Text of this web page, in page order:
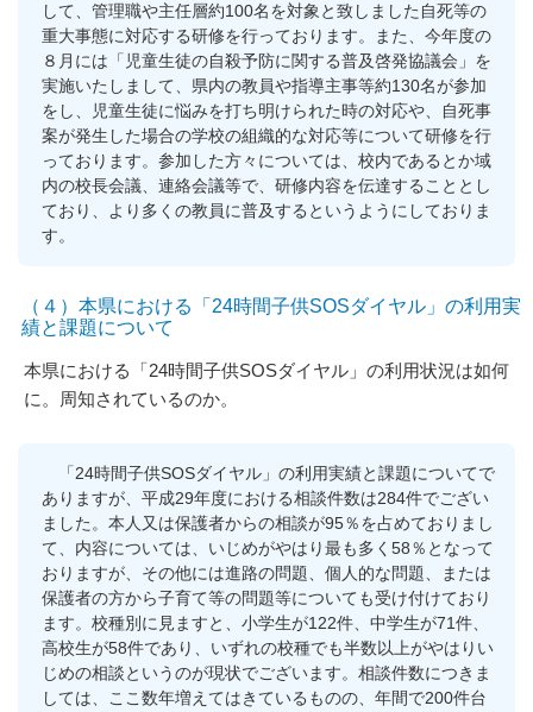
して、管理職や主任層約100名を対象と致しました自死等の
重大事態に対応する研修を行っております。また、今年度の
８月には「児童生徒の自殺予防に関する普及啓発協議会」を
実施いたしまして、県内の教員や指導主事等約130名が参加
をし、児童生徒に悩みを打ち明けられた時の対応や、自死事
案が発生した場合の学校の組織的な対応等について研修を行
っております。参加した方々については、校内であるとか域
内の校長会議、連絡会議等で、研修内容を伝達することとし
ており、より多くの教員に普及するというようにしておりま
す。
（４）本県における「24時間子供SOSダイヤル」の利用実
績と課題について
本県における「24時間子供SOSダイヤル」の利用状況は如何
に。周知されているのか。
「24時間子供SOSダイヤル」の利用実績と課題についてで
ありますが、平成29年度における相談件数は284件でござい
ました。本人又は保護者からの相談が95％を占めておりまし
て、内容については、いじめがやはり最も多く58％となって
おりますが、その他には進路の問題、個人的な問題、または
保護者の方から子育て等の問題等についても受け付けており
ます。校種別に見ますと、小学生が122件、中学生が71件、
高校生が58件であり、いずれの校種でも半数以上がやはりい
じめの相談というのが現状でございます。相談件数につきま
しては、ここ数年増えてはきているものの、年間で200件台